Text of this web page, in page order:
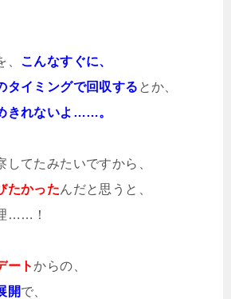
こんなすぐに、
タイミングで回収する とか、
きれないよ……。
してたみたいですから、
たかったんだと思うと、
……！
ートからの、
開で、